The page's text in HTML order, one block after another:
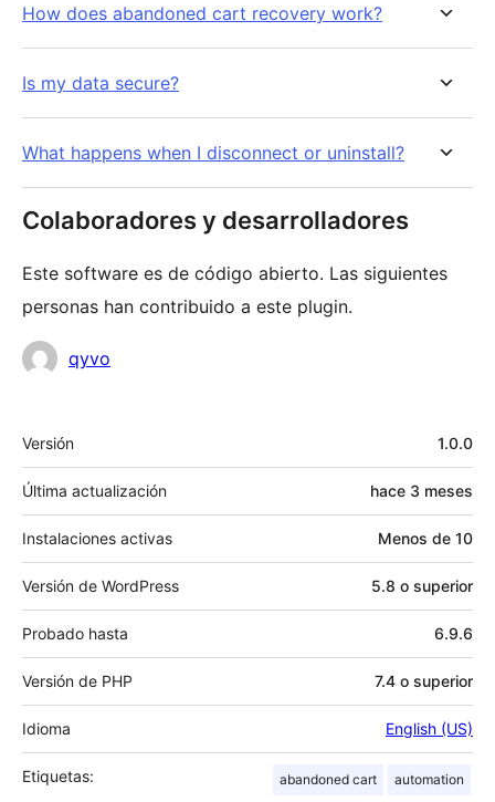
How does abandoned cart recovery work?
Is my data secure?
What happens when I disconnect or uninstall?
Colaboradores y desarrolladores
Este software es de código abierto. Las siguientes
personas han contribuido a este plugin.
Colaboradores
qyvo
Meta
Versión 1.0.0
Última actualización hace 3 meses
Instalaciones activas Menos de 10
Versión de WordPress 5.8 o superior
Probado hasta 6.9.6
Versión de PHP 7.4 o superior
Idioma English (US)
Etiquetas: abandoned cart automation